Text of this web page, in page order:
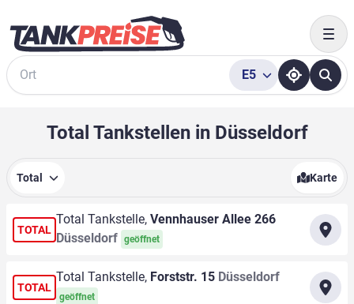
Suche
E5
Total Tankstellen in Düsseldorf
Total Karte
TOTAL
Total Tankstelle, Vennhauser Allee 266
Düsseldorf geöffnet
TOTAL
Total Tankstelle, Forststr. 15 Düsseldorf
geöffnet